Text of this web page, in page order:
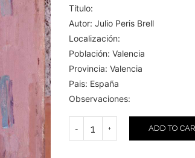
Título:
Autor: Julio Peris Brell
Localización:
Población: Valencia
Provincia: Valencia
Pais: España
Observaciones:
ADD TO